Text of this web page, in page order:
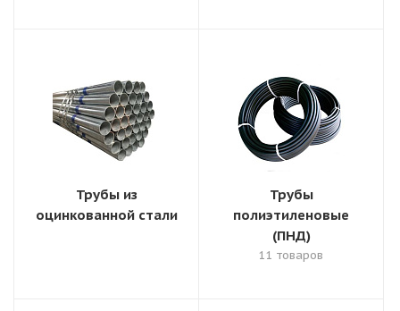
Трубы из
оцинкованной стали
Трубы
полиэтиленовые
(ПНД)
11 товаров